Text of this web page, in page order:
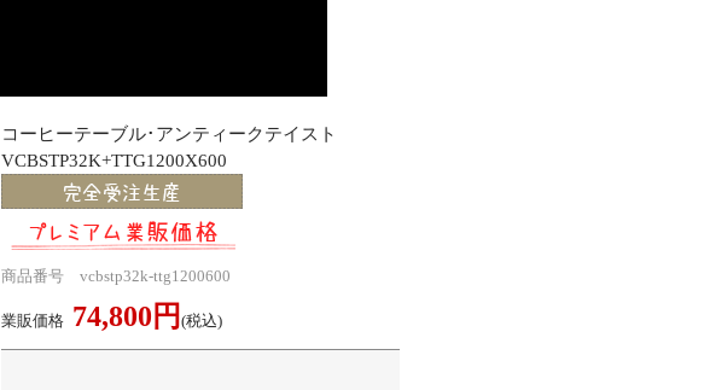
コーヒーテーブル･アンティークテイスト
VCBSTP32K+TTG1200X600
商品番号 vcbstp32k-ttg1200600
業販価格 74,800円 (税込)